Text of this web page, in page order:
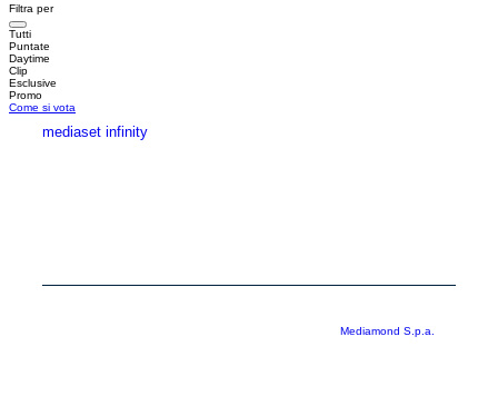
Filtra per
Tutti
Puntate
Daytime
Clip
Esclusive
Promo
Come si vota
mediaset infinity
Mediamond S.p.a.